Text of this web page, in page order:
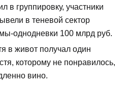
в группировку, участники
в теневой сектор
однодневки 100 млрд руб.
в живот получал один
которому не понравилось,
вино.